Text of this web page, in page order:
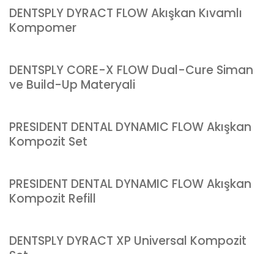
DENTSPLY DYRACT FLOW Akışkan Kıvamlı
Kompomer
DENTSPLY CORE-X FLOW Dual-Cure Siman
ve Build-Up Materyali
PRESIDENT DENTAL DYNAMIC FLOW Akışkan
Kompozit Set
PRESIDENT DENTAL DYNAMIC FLOW Akışkan
Kompozit Refill
DENTSPLY DYRACT XP Universal Kompozit